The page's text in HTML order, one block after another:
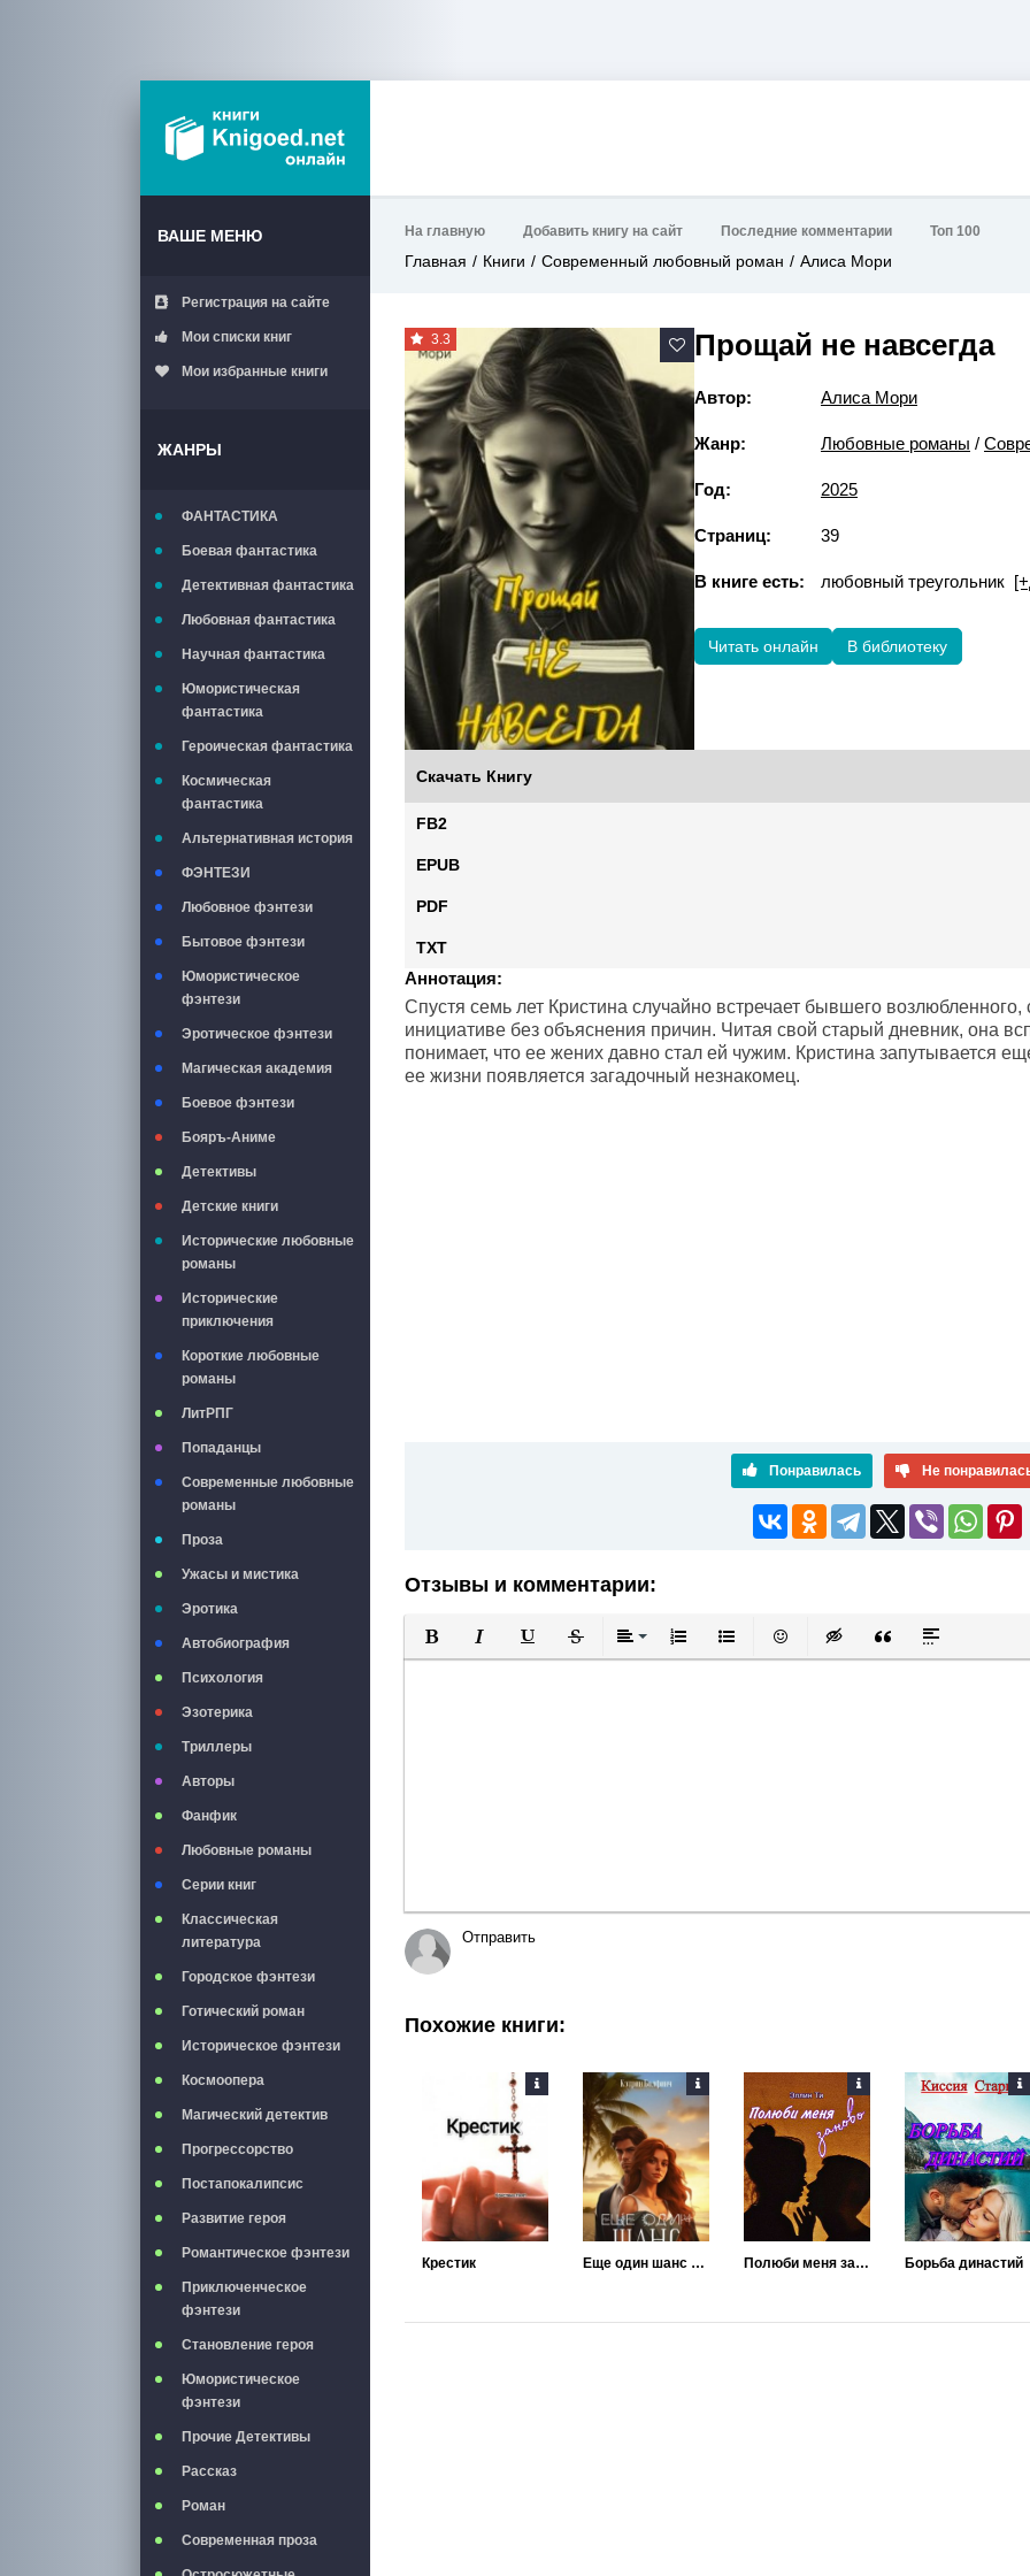
ВАШЕ МЕНЮ
Регистрация на сайте
Мои списки книг
Мои избранные книги
ЖАНРЫ
ФАНТАСТИКА
Боевая фантастика
Детективная фантастика
Любовная фантастика
Научная фантастика
Юмористическая
фантастика
Героическая фантастика
Космическая
фантастика
Альтернативная история
ФЭНТЕЗИ
Любовное фэнтези
Бытовое фэнтези
Юмористическое
фэнтези
Эротическое фэнтези
Магическая академия
Боевое фэнтези
Бояръ-Аниме
Детективы
Детские книги
Исторические любовные
романы
Исторические
приключения
Короткие любовные
романы
ЛитРПГ
Попаданцы
Современные любовные
романы
Проза
Ужасы и мистика
Эротика
Автобиография
Психология
Эзотерика
Триллеры
Авторы
Фанфик
Любовные романы
Серии книг
Классическая
литература
Городское фэнтези
Готический роман
Историческое фэнтези
Космоопера
Магический детектив
Прогрессорство
Постапокалипсис
Развитие героя
Романтическое фэнтези
Приключенческое
фэнтези
Становление героя
Юмористическое
фэнтези
Прочие Детективы
Рассказ
Роман
Современная проза
На главную Добавить книгу на сайт Последние комментарии Топ 100
Главная Книги Современный любовный роман Алиса Мори
3.3 Прощай не навсегда
Автор: Алиса Мори
Жанр: Любовные романы /
Год: 2025
Страниц: 39
В книге есть: любовный треугольник
Читать онлайн В библиотеку
Скачать Книгу
FB2
EPUB
PDF
TXT
Аннотация:
Спустя семь лет Кристина случайно встречает бывшего
инициативе без объяснения причин. Читая свой старый дневник, она
понимает, что ее жених давно стал ей чужим. Кристина запутывается
ее жизни появляется загадочный незнакомец.
Понравилась Не
Отзывы и комментарии:
Полужирный
КурсивПодчеркнутый
ЗачеркнутыйВыравнивание
Нумерованный список
Маркированный список
Вставить смайлик
Вставка скрытого текста
Вставка цитаты
Вставка
Отправить
Похожие книги:
Крестик Еще один шанс на любовь Полюби меня заново Борьба династий